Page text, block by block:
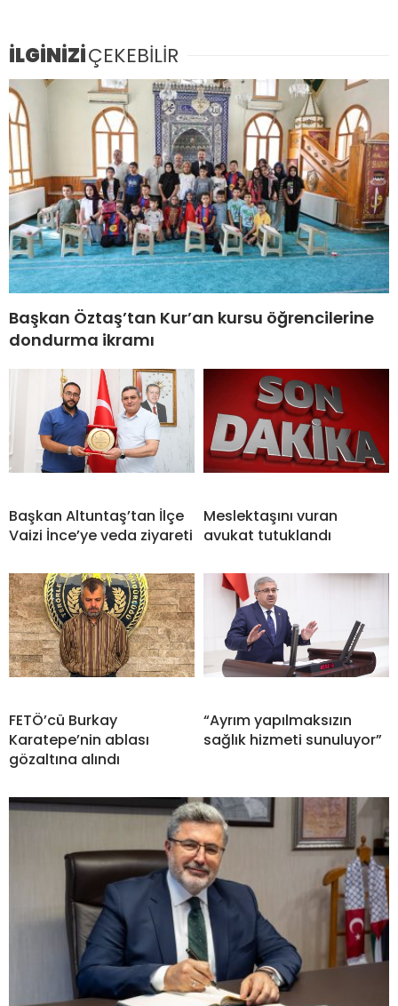
İLGİNİZİÇEKEBİLİR
Başkan Öztaş’tan Kur’an kursu öğrencilerine
dondurma ikramı
Başkan Altuntaş’tan İlçe
Vaizi İnce’ye veda ziyareti
Meslektaşını vuran
avukat tutuklandı
FETÖ’cü Burkay
Karatepe’nin ablası
gözaltına alındı
“Ayrım yapılmaksızın
sağlık hizmeti sunuluyor”